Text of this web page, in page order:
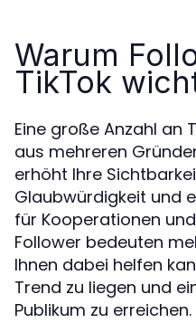
Warum
TikTok
Eine große Anzahl an
aus mehreren
erhöht Ihre
Glaubwürdigkeit und
für Kooperationen
Follower bedeuten
Ihnen dabei helfen
Trend zu liegen und
Publikum zu erreichen.